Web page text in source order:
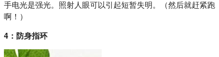
手电光是强光。照射人眼可以引起短暂失明。（然后就赶紧跑
啊！）
4：防身指环